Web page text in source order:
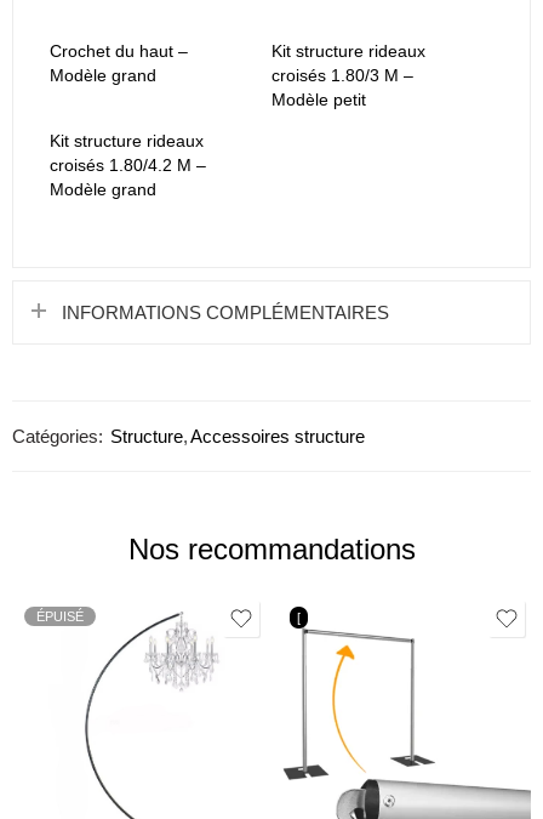
Crochet du haut –
Modèle grand
Kit structure rideaux
croisés 1.80/3 M –
Modèle petit
Kit structure rideaux
croisés 1.80/4.2 M –
Modèle grand
INFORMATIONS COMPLÉMENTAIRES
Catégories: Structure,Accessoires structure
Nos recommandations
ÉPUISÉ [